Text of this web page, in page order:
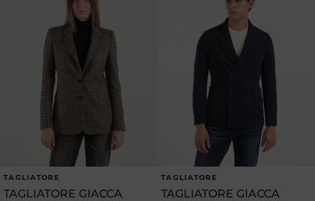
Produttore:
TAGLIATORE
TAGLIATORE GIACCA
Produttore:
TAGLIATORE
TAGLIATORE GIACCA